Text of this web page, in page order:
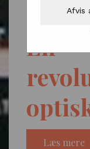
En
Læs mere
Afvis